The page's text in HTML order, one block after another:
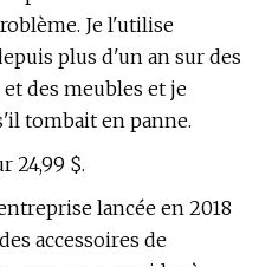
Je l'utilise
plus d'un an sur des
des meubles et je
tombait en panne.
24,99 $.
lancée en 2018
accessoires de